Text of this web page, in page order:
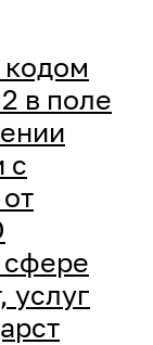
в поле
с
сфере
услуг